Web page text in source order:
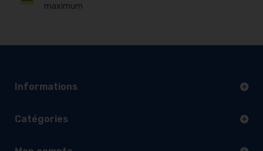
maximum
Informations
Catégories